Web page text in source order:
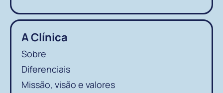
A Clínica
Sobre
Diferenciais
Missão, visão e valores